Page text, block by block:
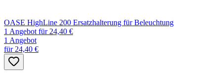
OASE HighLine 200 Ersatzhalterung für Beleuchtung
1 Angebot für 24,40 €
1 Angebot
für 24,40 €